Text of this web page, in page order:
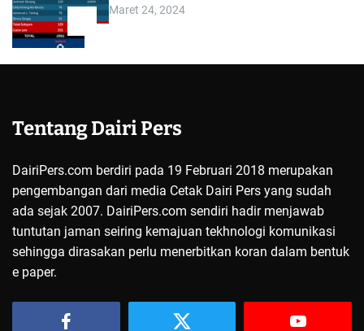
Maret 24, 2024
Tentang Dairi Pers
DairiPers.com berdiri pada 19 Februari 2018 merupakan
pengembangan dari media Cetak Dairi Pers yang sudah
ada sejak 2007. DairiPers.com sendiri hadir menjawab
tuntutan jaman seiring kemajuan tekhnologi komunikasi
sehingga dirasakan perlu menerbitkan koran dalam bentuk
e paper.